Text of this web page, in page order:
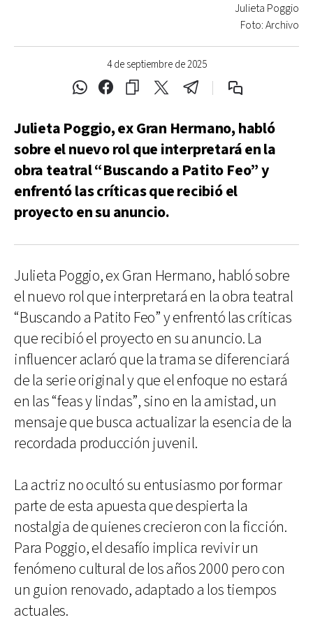
4 de septiembre de 2025
Julieta Poggio
Foto: Archivo
Julieta Poggio, ex Gran Hermano, habló
sobre el nuevo rol que interpretará en la
obra teatral “Buscando a Patito Feo” y
enfrentó las críticas que recibió el
proyecto en su anuncio.
Julieta Poggio, ex Gran Hermano, habló sobre
el nuevo rol que interpretará en la obra teatral
“Buscando a Patito Feo” y enfrentó las críticas
que recibió el proyecto en su anuncio. La
influencer aclaró que la trama se diferenciará
de la serie original y que el enfoque no estará
en las “feas y lindas”, sino en la amistad, un
mensaje que busca actualizar la esencia de la
recordada producción juvenil.
La actriz no ocultó su entusiasmo por formar
parte de esta apuesta que despierta la
nostalgia de quienes crecieron con la ficción.
Para Poggio, el desafío implica revivir un
fenómeno cultural de los años 2000 pero con
un guion renovado, adaptado a los tiempos
actuales.